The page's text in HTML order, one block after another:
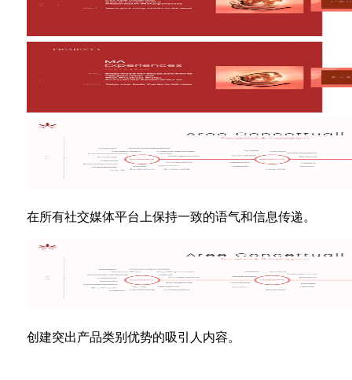
在所有社交媒体平台上保持一致的语气和信息传递。
创建突出产品类别优势的吸引人内容。